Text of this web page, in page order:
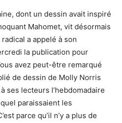
dont un dessin avait inspiré
Mahomet, vit désormais
a appelé à son
la publication pour
avez peut-être remarqué
de dessin de Molly Norris
ses lecteurs l’hebdomadaire
paraissaient les
parce qu’il n’y a plus de